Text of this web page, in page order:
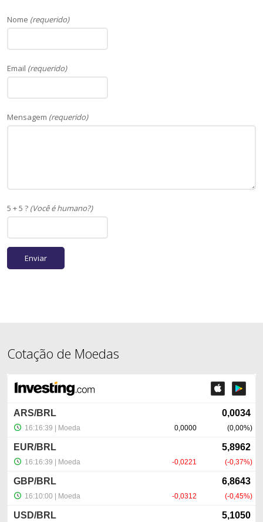
Nome (requerido)
Email (requerido)
Mensagem (requerido)
5 + 5 ? (Você é humano?)
Cotação de Moedas